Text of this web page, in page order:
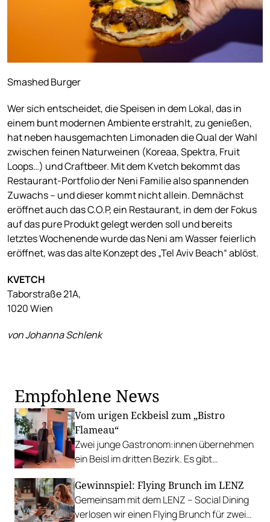
Smashed Burger
Wer sich entscheidet, die Speisen in dem Lokal, das in
einem bunt modernen Ambiente erstrahlt, zu genießen,
hat neben hausgemachten Limonaden die Qual der Wahl
zwischen feinen Naturweinen (Koreaa, Spektra, Fruit
Loops…) und Craftbeer. Mit dem Kvetch bekommt das
Restaurant-Portfolio der Neni Familie also spannenden
Zuwachs – und dieser kommt nicht allein. Demnächst
eröffnet auch das C.O.P, ein Restaurant, in dem der Fokus
auf das pure Produkt gelegt werden soll und bereits
letztes Wochenende wurde das Neni am Wasser feierlich
eröffnet, was das alte Konzept des „Tel Aviv Beach“ ablöst.
KVETCH
Taborstraße 21A,
1020 Wien
von Johanna Schlenk
Empfohlene News
Vom urigen Eckbeisl zum „Bistro
Flameau“
Zwei junge Gastronom:innen übernehmen
ein Beisl im dritten Bezirk. Es gibt
naturbelassene Weine und gelegentliche
Karaoke-Abende.
Gewinnspiel: Flying Brunch im LENZ
Gemeinsam mit dem LENZ – Social Dining
verlosen wir einen Flying Brunch für zwei